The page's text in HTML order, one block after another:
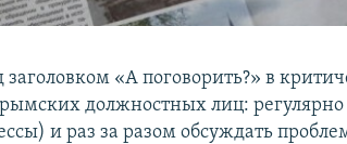
заголовком «А поговорить?» в
должностных лиц: регулярно
и раз за разом обсуждать